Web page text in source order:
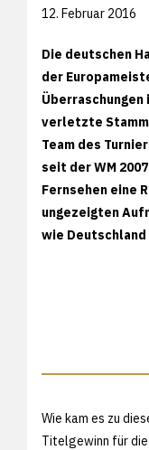
12. Februar 2016
Die deutschen
der
verletzte
Team des
seit der WM
Fernsehen eine
ungezeigten
wie
Wie kam es zu
Titelgewinn für die